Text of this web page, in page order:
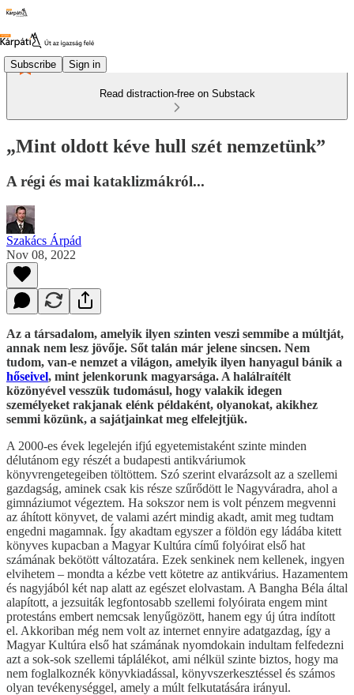
Subscribe Sign in
Read distraction-free on Substack
„Mint oldott kéve hull szét nemzetünk”
A régi és mai kataklizmákról...
Szakács Árpád
Nov 08, 2022
Az a társadalom, amelyik ilyen szinten veszi semmibe a múltját,
annak nem lesz jövője. Sőt talán már jelene sincsen. Nem
tudom, van-e nemzet a világon, amelyik ilyen hanyagul bánik a
hőseivel, mint jelenkorunk magyarsága. A halálraítélt
közönyével vesszük tudomásul, hogy valakik idegen
személyeket rakjanak elénk példaként, olyanokat, akikhez
semmi közünk, a sajátjainkat meg elfelejtjük.
A 2000-es évek legelején ifjú egyetemistaként szinte minden
délutánom egy részét a budapesti antikváriumok
könyvrengetegeiben töltöttem. Szó szerint elvarázsolt az a szellemi
gazdagság, aminek csak kis része szűrődött le Nagyváradra, ahol a
gimnáziumot végeztem. Ha sokszor nem is volt pénzem megvenni
az áhított könyvet, de valami azért mindig akadt, amit meg tudtam
engedni magamnak. Így akadtam egyszer a földön egy ládába kitett
könyves kupacban a Magyar Kultúra című folyóirat első hat
számának bekötött változatára. Ezek senkinek nem kellenek, ingyen
elvihetem – mondta a kézbe vett kötetre az antikvárius. Hazamentem
és nagyjából két nap alatt az egészet elolvastam. A Bangha Béla által
alapított, a jezsuiták legfontosabb szellemi folyóirata engem mint
protestáns embert nemcsak lenyűgözött, hanem egy új útra indított
el. Akkoriban még nem volt az internet ennyire adatgazdag, így a
Magyar Kultúra első hat számának nyomdokain indultam felfedezni
azt a sok-sok szellemi táplálékot, ami nélkül szinte biztos, hogy ma
nem foglalkoznék könyvkiadással, könyvszerkesztéssel és számos
olyan tevékenységgel, amely a múlt felkutatására irányul.